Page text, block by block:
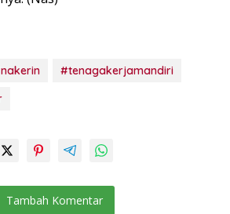
#tenagakerjamandiri
Tambah Komentar